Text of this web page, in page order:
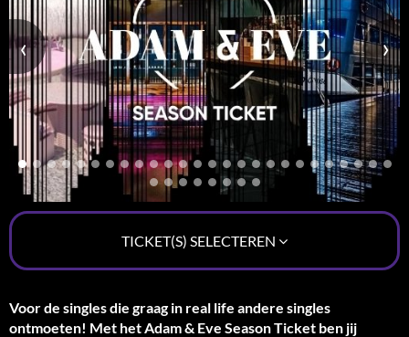
Voor de singles die graag in real life andere singles
ontmoeten! Met het Adam & Eve Season Ticket ben jij
‹ ›
TICKET(S) SELECTEREN